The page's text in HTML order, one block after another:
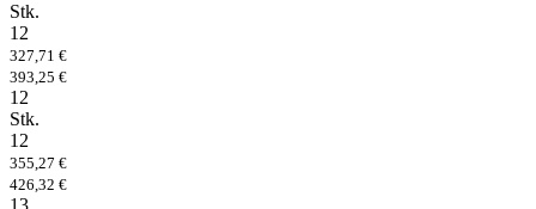
Stk.
12
327,71 €
393,25 €
12
Stk.
12
355,27 €
426,32 €